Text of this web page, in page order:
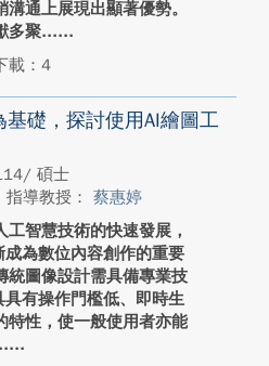
通上展現出顯著優勢。
多聚...
載：4
礎，探討使用AI繪圖工
碩士
指導教授： 蔡惠婷
工智慧技術的快速發展，
成為數位內容創作的重要
統圖像設計需具備專業技
具有操作門檻低、即時生
特性，使一般使用者亦能